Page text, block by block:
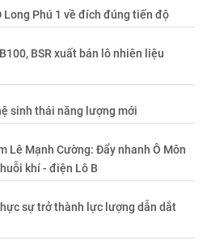
Phú 1 về đích đúng tiến độ
BSR xuất bán lô nhiên liệu
sinh thái năng lượng mới
Lê Mạnh Cường: Đẩy nhanh Ô Môn
khí - điện Lô B
sự trở thành lực lượng dẫn dắt